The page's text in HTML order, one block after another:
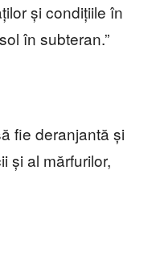
și condițiile în
în subteran.”
fie deranjantă și
și al mărfurilor,